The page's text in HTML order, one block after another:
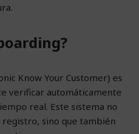
Know Your Customer) es
verificar automáticamente
real. Este sistema no
sino que también